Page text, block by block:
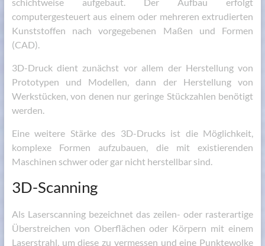
computergesteuert aus einem oder mehreren extrudierten
Kunststoffen nach vorgegebenen Maßen und Formen
(CAD).
3D-Druck dient zunächst vor allem der Herstellung von
Prototypen und Modellen, dann der Herstellung von
Werkstücken, von denen nur geringe Stückzahlen benötigt
werden.
Eine weitere Stärke des 3D-Drucks ist die Möglichkeit,
komplexe Formen aufzubauen, die mit existierenden
Maschinen schwer oder gar nicht herstellbar sind.
3D-Scanning
Als Laserscanning bezeichnet das zeilen- oder rasterartige
Überstreichen von Oberflächen oder Körpern mit einem
Laserstrahl, um diese zu vermessen und eine Punktewolke